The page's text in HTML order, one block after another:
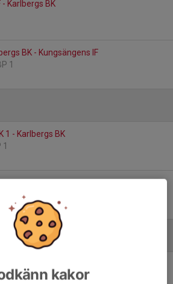
- Karlbergs BK
BK - Kungsängens IF
1
1 - Karlbergs BK
IP 1
kakor